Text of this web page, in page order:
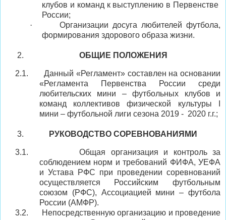
клубов и команд к выступлению в Первенстве
России;
·
Организации досуга любителей футбола,
формирования здорового образа жизни.
ОБЩИЕ ПОЛОЖЕНИЯ
2.1.
Данный «Регламент» составлен на основании
«Регламента Первенства России среди
любительских мини – футбольных клубов и
команд коллективов физической культуры
мини – футбольной лиги сезона 2019 - 2020 г.г.;
РУКОВОДСТВО СОРЕВНОВАНИЯМИ
3.1.
Общая организация и контроль за
соблюдением норм и требований ФИФА, УЕФА
и Устава РФС при проведении соревнований
осуществляется Российским футбольным
союзом (РФС), Ассоциацией мини – футбола
России (АМФР).
3.2.
Непосредственную организацию и проведение